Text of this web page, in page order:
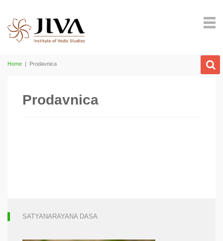
Home | Prodavnica
Prodavnica
SATYANARAYANA DASA